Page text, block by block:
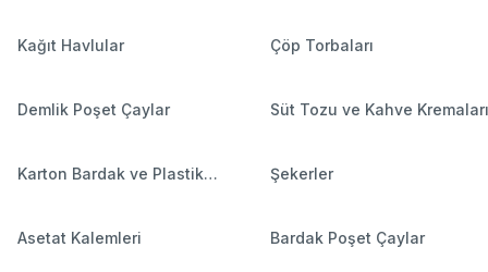
Kağıt Havlular Çöp Torbaları
Demlik Poşet Çaylar Süt Tozu ve Kahve Kremaları
Karton Bardak ve Plastik
Şekerler
Asetat Kalemleri Bardak Poşet Çaylar